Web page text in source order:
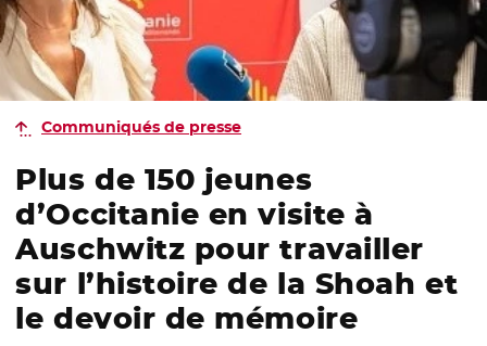
Communiqués de presse
Plus de 150 jeunes
d’Occitanie en visite à
Auschwitz pour travailler
sur l’histoire de la Shoah et
le devoir de mémoire